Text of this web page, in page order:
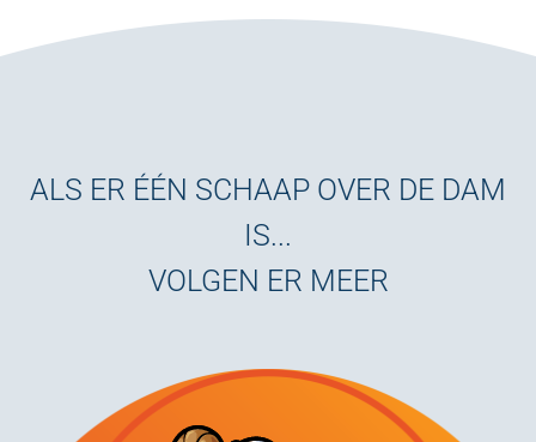
ALS ER ÉÉN SCHAAP OVER DE DAM
IS...
VOLGEN ER MEER